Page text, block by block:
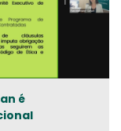
é